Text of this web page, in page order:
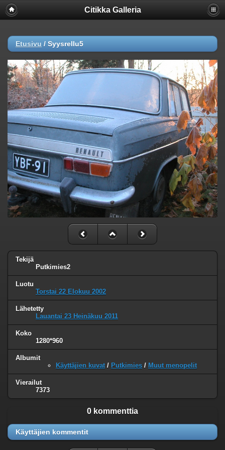
Citikka Galleria
Etusivu / Syysrellu5
Tekijä
Putkimies2
Luotu
Torstai 22 Elokuu 2002
Lähetetty
Lauantai 23 Heinäkuu 2011
Koko
1280*960
Albumit
Käyttäjien kuvat / Putkimies / Muut menopelit
Vierailut
7373
0 kommenttia
Käyttäjien kommentit